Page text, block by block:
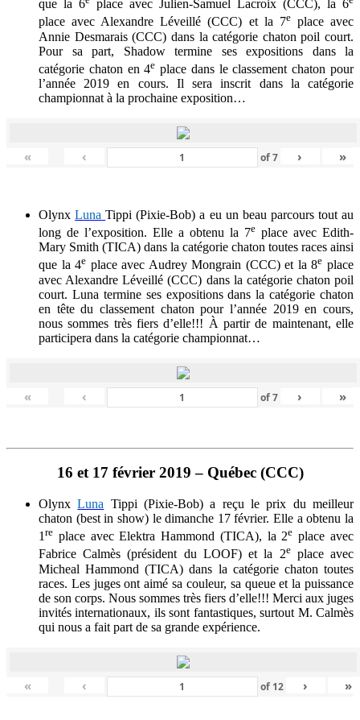
que la 6
place avec Julien-Samuel Lacroix (CCC), la 6
place avec Alexandre Léveillé (CCC) et la 7eplace avec
Annie Desmarais (CCC) dans la catégorie chaton poil court.
Pour sa part, Shadow termine ses expositions dans la
catégorie chaton en 4e place dans le classement chaton pour
l’année 2019 en cours. Il sera inscrit dans la catégorie
championnat à la prochaine exposition…
« ‹ of7 › »
OlynxLuna Tippi (Pixie-Bob) a eu un beau parcours tout au
long de l’exposition. Elle a obtenu la 7e place avec Edith-
Mary Smith (TICA) dans la catégorie chaton toutes races ainsi
que la 4e place avec Audrey Mongrain (CCC) et la 8e place
avec Alexandre Léveillé (CCC) dans la catégorie chaton poil
court. Luna termine ses expositions dans la catégorie chaton
en tête du classement chaton pour l’année 2019 en cours,
nous sommes très fiers d’elle!!! À partir de maintenant, elle
participera dans la catégorie championnat…
« ‹ of7 › »
16 et 17 février 2019 – Québec (CCC)
OlynxLuna Tippi (Pixie-Bob) a reçu le prix du meilleur
chaton (best in show) le dimanche 17 février. Elle a obtenu la
1 re place avec Elektra Hammond (TICA), la 2e place avec
Fabrice Calmès (président du LOOF) et la 2eplace avec
Micheal Hammond (TICA) dans la catégorie chaton toutes
races. Les juges ont aimé sa couleur, sa queue et la puissance
de son corps. Nous sommes très fiers d’elle!!! Merci aux juges
invités internationaux, ils sont fantastiques, surtout M. Calmès
qui nous a fait part de sa grande expérience.
« ‹ of 12 › »